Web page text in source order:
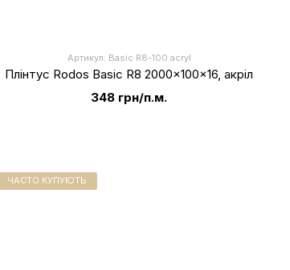
Артикул: Basic R8-100 acryl
Плінтус Rodos Basic R8 2000x100x16, акріл
348 грн/п.м.
ЧАСТО КУПУЮТЬ